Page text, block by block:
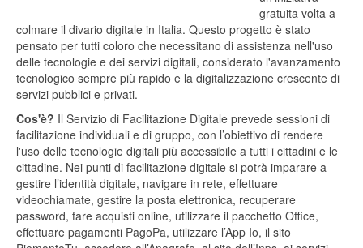
gratuita volta a
colmare il divario digitale in Italia. Questo progetto è stato
pensato per tutti coloro che necessitano di assistenza nell'uso
delle tecnologie e dei servizi digitali, considerato l'avanzamento
tecnologico sempre più rapido e la digitalizzazione crescente di
servizi pubblici e privati.
Cos'è? Il Servizio di Facilitazione Digitale prevede sessioni di
facilitazione individuali e di gruppo, con l’obiettivo di rendere
l'uso delle tecnologie digitali più accessibile a tutti i cittadini e le
cittadine. Nei punti di facilitazione digitale si potrà imparare a
gestire l’identità digitale, navigare in rete, effettuare
videochiamate, gestire la posta elettronica, recuperare
password, fare acquisti online, utilizzare il pacchetto Office,
effettuare pagamenti PagoPa, utilizzare l’App Io, il sito